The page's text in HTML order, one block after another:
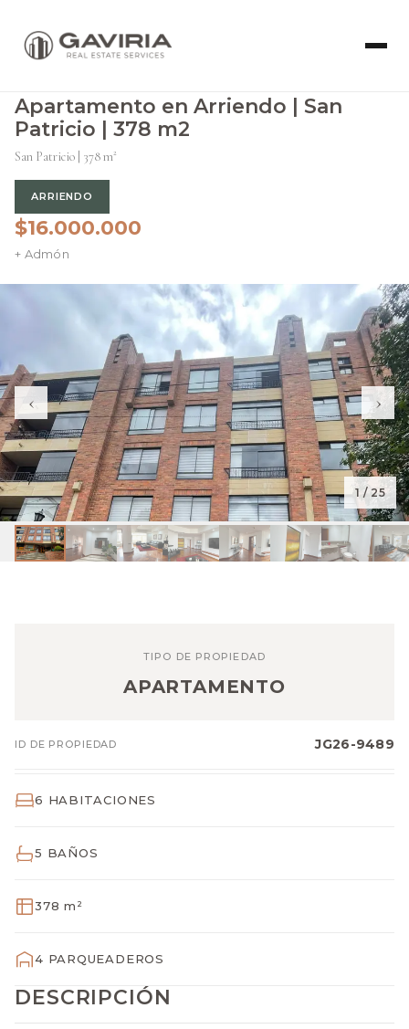
Apartamento en Arriendo | San
Patricio | 378 m2
San Patricio | 378 m²
ARRIENDO
$16.000.000
+ Admón
‹ ›
1 / 25
DESCRIPCIÓN
TIPO DE PROPIEDAD
APARTAMENTO
ID DE PROPIEDAD JG26-9489
6 HABITACIONES
5 BAÑOS
378 m²
4 PARQUEADEROS